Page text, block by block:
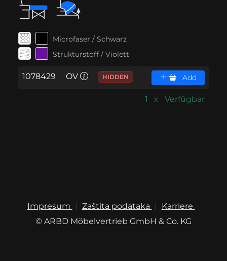
Microfaser / Schwarz
Strukturstoff / Violett
1078429 OV HIDDEN Add
1 x Verfügbar
Impresum Zaštita podataka
Karriere
© ARBD Möbelvertrieb GmbH & Co. KG